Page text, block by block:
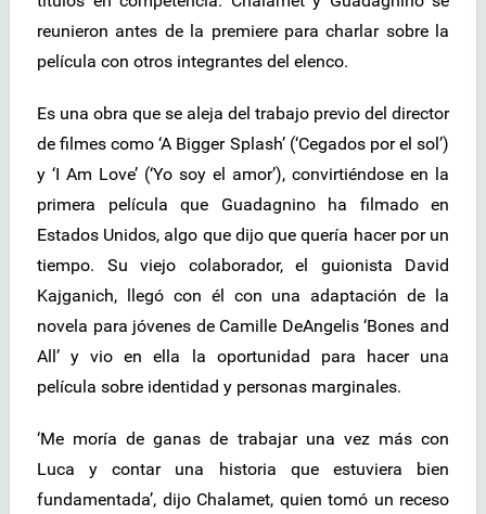
reunieron antes de la premiere para charlar sobre la
película con otros integrantes del elenco.
Es una obra que se aleja del trabajo previo del director
de filmes como ‘A Bigger Splash’ (‘Cegados por el sol’)
y ‘I Am Love’ (‘Yo soy el amor’), convirtiéndose en la
primera película que Guadagnino ha filmado en
Estados Unidos, algo que dijo que quería hacer por un
tiempo. Su viejo colaborador, el guionista David
Kajganich, llegó con él con una adaptación de la
novela para jóvenes de Camille DeAngelis ‘Bones and
All’ y vio en ella la oportunidad para hacer una
película sobre identidad y personas marginales.
‘Me moría de ganas de trabajar una vez más con
Luca y contar una historia que estuviera bien
fundamentada’, dijo Chalamet, quien tomó un receso